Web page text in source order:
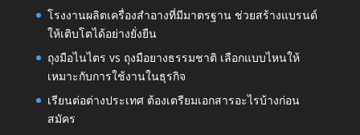
โรงงานผลิตเครื่องสำอางที่มีมาตรฐาน ช่วยสร้างแบรนด์
ให้เติบโตได้อย่างยั่งยืน
ถุงมือไนไตร vs ถุงมือยางธรรมชาติ เลือกแบบไหนให้
เหมาะกับการใช้งานในธุรกิจ
เรียนต่อต่างประเทศ ต้องเตรียมเอกสารอะไรบ้างก่อน
สมัคร